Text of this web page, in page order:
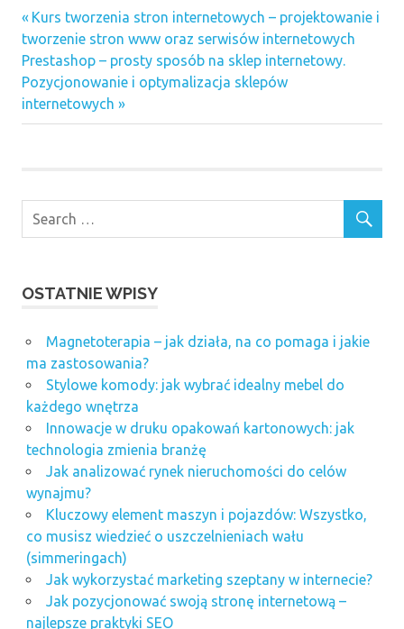
agencje
interaktywne
facebook
akcesoria
GSM
Kraków
Galeria
prestashop
lokalizator
gsm
podsłuchy
gsm
Pozycjonowanie
sklepów
pozycjonowanie
sklepów
internetowych
sklepy
prestashop
Nawigacja
wpisu
Previous
Post:
Kurs tworzenia stron internetowych – projektowanie i
tworzenie stron www oraz serwisów internetowych
Next
Post:
Prestashop – prosty sposób na sklep internetowy.
Pozycjonowanie i optymalizacja sklepów
internetowych
OSTATNIE WPISY
Magnetoterapia – jak działa, na co pomaga i jakie
ma zastosowania?
Stylowe komody: jak wybrać idealny mebel do
każdego wnętrza
Innowacje w druku opakowań kartonowych: jak
technologia zmienia branżę
Jak analizować rynek nieruchomości do celów
wynajmu?
Kluczowy element maszyn i pojazdów: Wszystko,
co musisz wiedzieć o uszczelnieniach wału
(simmeringach)
Jak wykorzystać marketing szeptany w internecie?
Jak pozycjonować swoją stronę internetową –
najlepsze praktyki SEO